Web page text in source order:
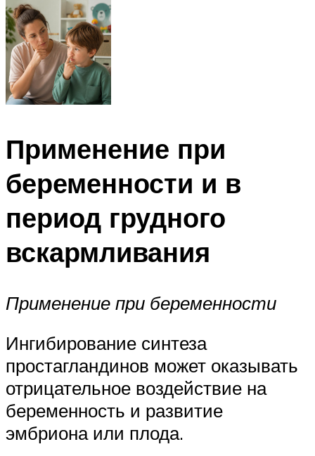
Применение при
беременности и в
период грудного
вскармливания
Применение при беременности
Ингибирование синтеза
простагландинов может оказывать
отрицательное воздействие на
беременность и развитие
эмбриона или плода.